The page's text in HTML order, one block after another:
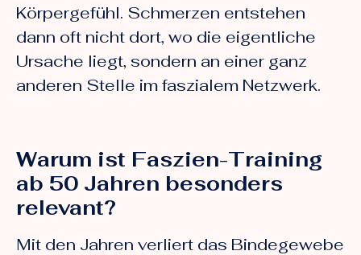
Körpergefühl. Schmerzen entstehen
dann oft nicht dort, wo die eigentliche
Ursache liegt, sondern an einer ganz
anderen Stelle im faszialem Netzwerk.
Warum ist Faszien-Training
ab 50 Jahren besonders
relevant?
Mit den Jahren verliert das Bindegewebe